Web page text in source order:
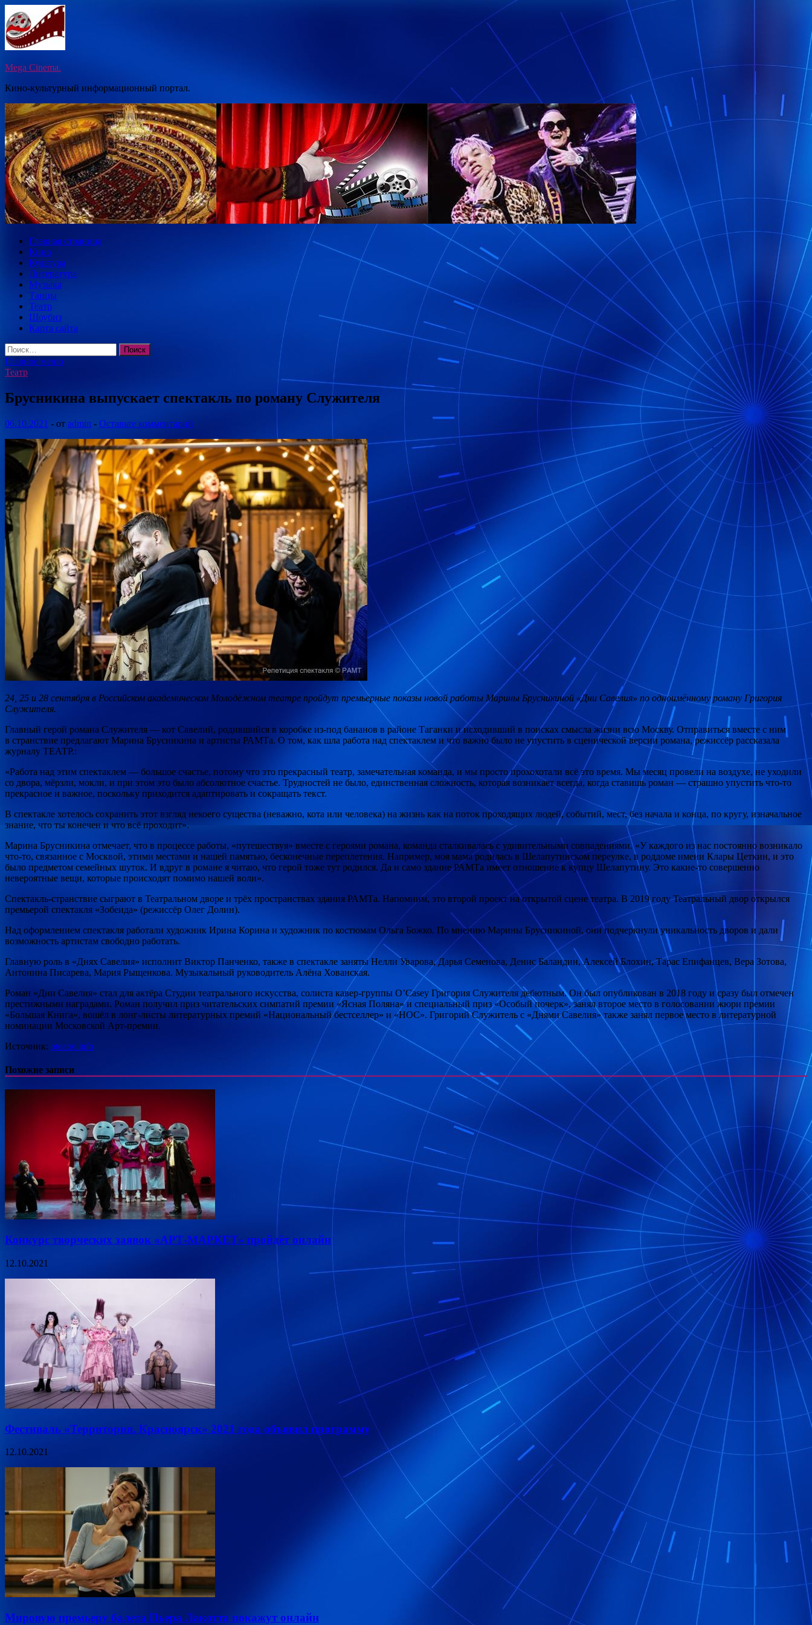
Перейти
к
содержимому
Mega Cinema.
Кино-культурный информационный портал.
Главная страница
Кино
Культура
Литература
Музыка
Танцы
Театр
Шоубиз
Карта сайта
Найти:
Главное меню
Театр
Брусникина выпускает спектакль по роману Служителя
06.10.2021 - от admin - Оставьте комментарий
24, 25 и 28 сентября в Российском академическом Молодёжном театре пройдут премьерные показы новой работы Марины Брусникиной «Дни Савелия» по одноимённому роману Григория
Служителя.
Главный герой романа Служителя — кот Савелий, родившийся в коробке из-под бананов в районе Таганки и исходивший в поисках смысла жизни всю Москву. Отправиться вместе с ним
в странствие предлагают Марина Брусникина и артисты РАМТа. О том, как шла работа над спектаклем и что важно было не упустить в сценической версии романа, режиссёр рассказала
журналу ТЕАТР.:
«Работа над этим спектаклем — большое счастье, потому что это прекрасный театр, замечательная команда, и мы просто прохохотали всё это время. Мы месяц провели на воздухе, не уходили
со двора, мёрзли, мокли, и при этом это было абсолютное счастье. Трудностей не было, единственная сложность, которая возникает всегда, когда ставишь роман — страшно упустить что-то
прекрасное и важное, поскольку приходится адаптировать и сокращать текст.
В спектакле хотелось сохранить этот взгляд некоего существа (неважно, кота или человека) на жизнь как на поток проходящих людей, событий, мест, без начала и конца, по кругу, изначальное
знание, что ты конечен и что всё проходит».
Марина Брусникина отмечает, что в процессе работы, «путешествуя» вместе с героями романа, команда сталкивалась с удивительными совпадениями. «У каждого из нас постоянно возникало
что-то, связанное с Москвой, этими местами и нашей памятью, бесконечные переплетения. Например, моя мама родилась в Шелапутинском переулке, в роддоме имени Клары Цеткин, и это
было предметом семейных шуток. И вдруг в романе я читаю, что герой тоже тут родился. Да и само здание РАМТа имеет отношение к купцу Шелапутину. Это какие-то совершенно
невероятные вещи, которые происходят помимо нашей воли».
Спектакль-странствие сыграют в Театральном дворе и трёх пространствах здания РАМТа. Напомним, это второй проект на открытой сцене театра. В 2019 году Театральный двор открылся
премьерой спектакля «Зобеида» (режиссёр Олег Долин).
Над оформлением спектакля работали художник Ирина Корина и художник по костюмам Ольга Божко. По мнению Марины Брусникиной, они подчеркнули уникальность дворов и дали
возможность артистам свободно работать.
Главную роль в «Днях Савелия» исполнит Виктор Панченко, также в спектакле заняты Нелли Уварова, Дарья Семенова, Денис Баландин, Алексей Блохин, Тарас Епифанцев, Вера Зотова,
Антонина Писарева, Мария Рыщенкова. Музыкальный руководитель Алёна Хованская.
Роман «Дни Савелия» стал для актёра Студии театрального искусства, солиста кавер-группы O’Casey Григория Служителя дебютным. Он был опубликован в 2018 году и сразу был отмечен
престижными наградами. Роман получил приз читательских симпатий премии «Ясная Поляна» и специальный приз «Особый почерк», занял второе место в голосовании жюри премии
«Большая Книга», вошёл в лонг-листы литературных премий «Национальный бестселлер» и «НОС». Григорий Служитель с «Днями Савелия» также занял первое место в литературной
номинации Московской Арт-премии.
Источник: oteatre.info
Похожие записи
Конкурс творческих заявок «АРТ-МАРКЕТ» пройдёт онлайн
12.10.2021
Фестиваль «Территория. Красноярск» 2021 года объявил программу
12.10.2021
Мировую премьеру балета Пьера Лакотта покажут онлайн